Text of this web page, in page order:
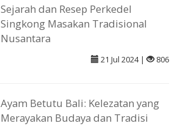
Sejarah dan Resep Perkedel
Singkong Masakan Tradisional
Nusantara
21 Jul 2024 | 806
Ayam Betutu Bali: Kelezatan yang
Merayakan Budaya dan Tradisi